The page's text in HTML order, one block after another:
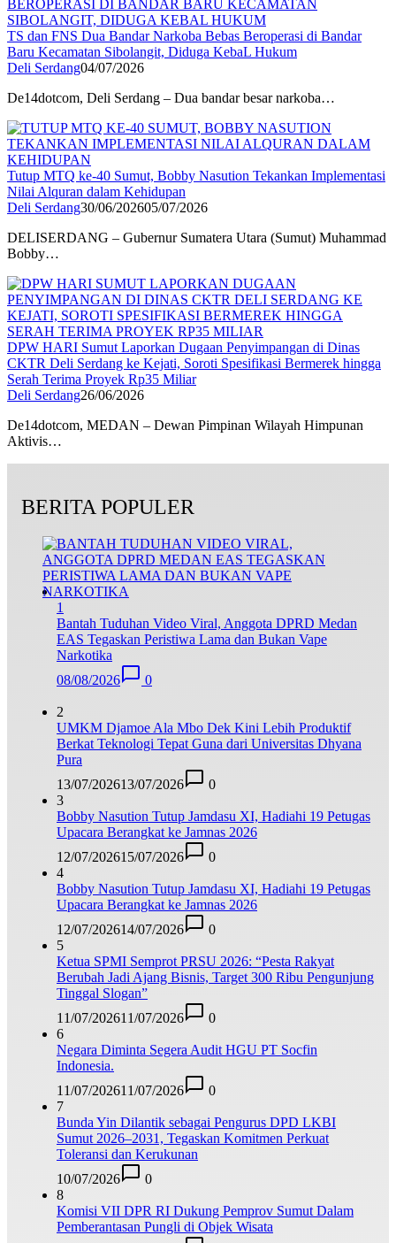
TS dan FNS Dua Bandar Narkoba Bebas Beroperasi di Bandar
Baru Kecamatan Sibolangit, Diduga KebaL Hukum
Deli Serdang04/07/2026
De14dotcom, Deli Serdang – Dua bandar besar narkoba…
Tutup MTQ ke-40 Sumut, Bobby Nasution Tekankan Implementasi
Nilai Alquran dalam Kehidupan
Deli Serdang30/06/202605/07/2026
DELISERDANG – Gubernur Sumatera Utara (Sumut) Muhammad
Bobby…
DPW HARI Sumut Laporkan Dugaan Penyimpangan di Dinas
CKTR Deli Serdang ke Kejati, Soroti Spesifikasi Bermerek hingga
Serah Terima Proyek Rp35 Miliar
Deli Serdang26/06/2026
De14dotcom, MEDAN – Dewan Pimpinan Wilayah Himpunan
Aktivis…
BERITA POPULER
1
Bantah Tuduhan Video Viral, Anggota DPRD Medan
EAS Tegaskan Peristiwa Lama dan Bukan Vape
Narkotika
08/08/2026
0
2
UMKM Djamoe Ala Mbo Dek Kini Lebih Produktif
Berkat Teknologi Tepat Guna dari Universitas Dhyana
Pura
13/07/202613/07/2026
0
3
Bobby Nasution Tutup Jamdasu XI, Hadiahi 19 Petugas
Upacara Berangkat ke Jamnas 2026
12/07/202615/07/2026
0
4
Bobby Nasution Tutup Jamdasu XI, Hadiahi 19 Petugas
Upacara Berangkat ke Jamnas 2026
12/07/202614/07/2026
0
5
Ketua SPMI Semprot PRSU 2026: “Pesta Rakyat
Berubah Jadi Ajang Bisnis, Target 300 Ribu Pengunjung
Tinggal Slogan”
11/07/202611/07/2026
0
6
Negara Diminta Segera Audit HGU PT Socfin
Indonesia.
11/07/202611/07/2026
0
7
Bunda Yin Dilantik sebagai Pengurus DPD LKBI
Sumut 2026–2031, Tegaskan Komitmen Perkuat
Toleransi dan Kerukunan
10/07/2026
0
8
Komisi VII DPR RI Dukung Pemprov Sumut Dalam
Pemberantasan Pungli di Objek Wisata